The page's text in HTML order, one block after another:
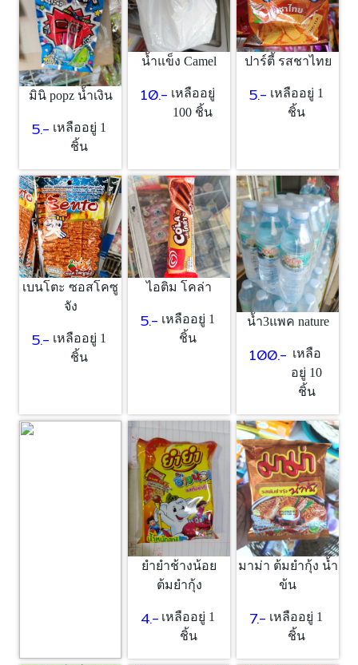
มินิ popz น้ำเงิน
5.- เหลืออยู่ 1
ชิ้น
น้ำแข็ง Camel
10.- เหลืออยู่
100 ชิ้น
ปาร์ตี้ รสชาไทย
5.- เหลืออยู่ 1
ชิ้น
เบนโตะ ซอสโคซู
จัง
5.- เหลืออยู่ 1
ชิ้น
ไอติม โคล่า
5.- เหลืออยู่ 1
ชิ้น
น้ำ3แพค nature
100.- เหลือ
อยู่ 10
ชิ้น
ยำยำช้างน้อย
ต้มยำกุ้ง
4.- เหลืออยู่ 1
ชิ้น
มาม่า ต้มยำกุ้ง น้ำ
ข้น
7.- เหลืออยู่ 1
ชิ้น